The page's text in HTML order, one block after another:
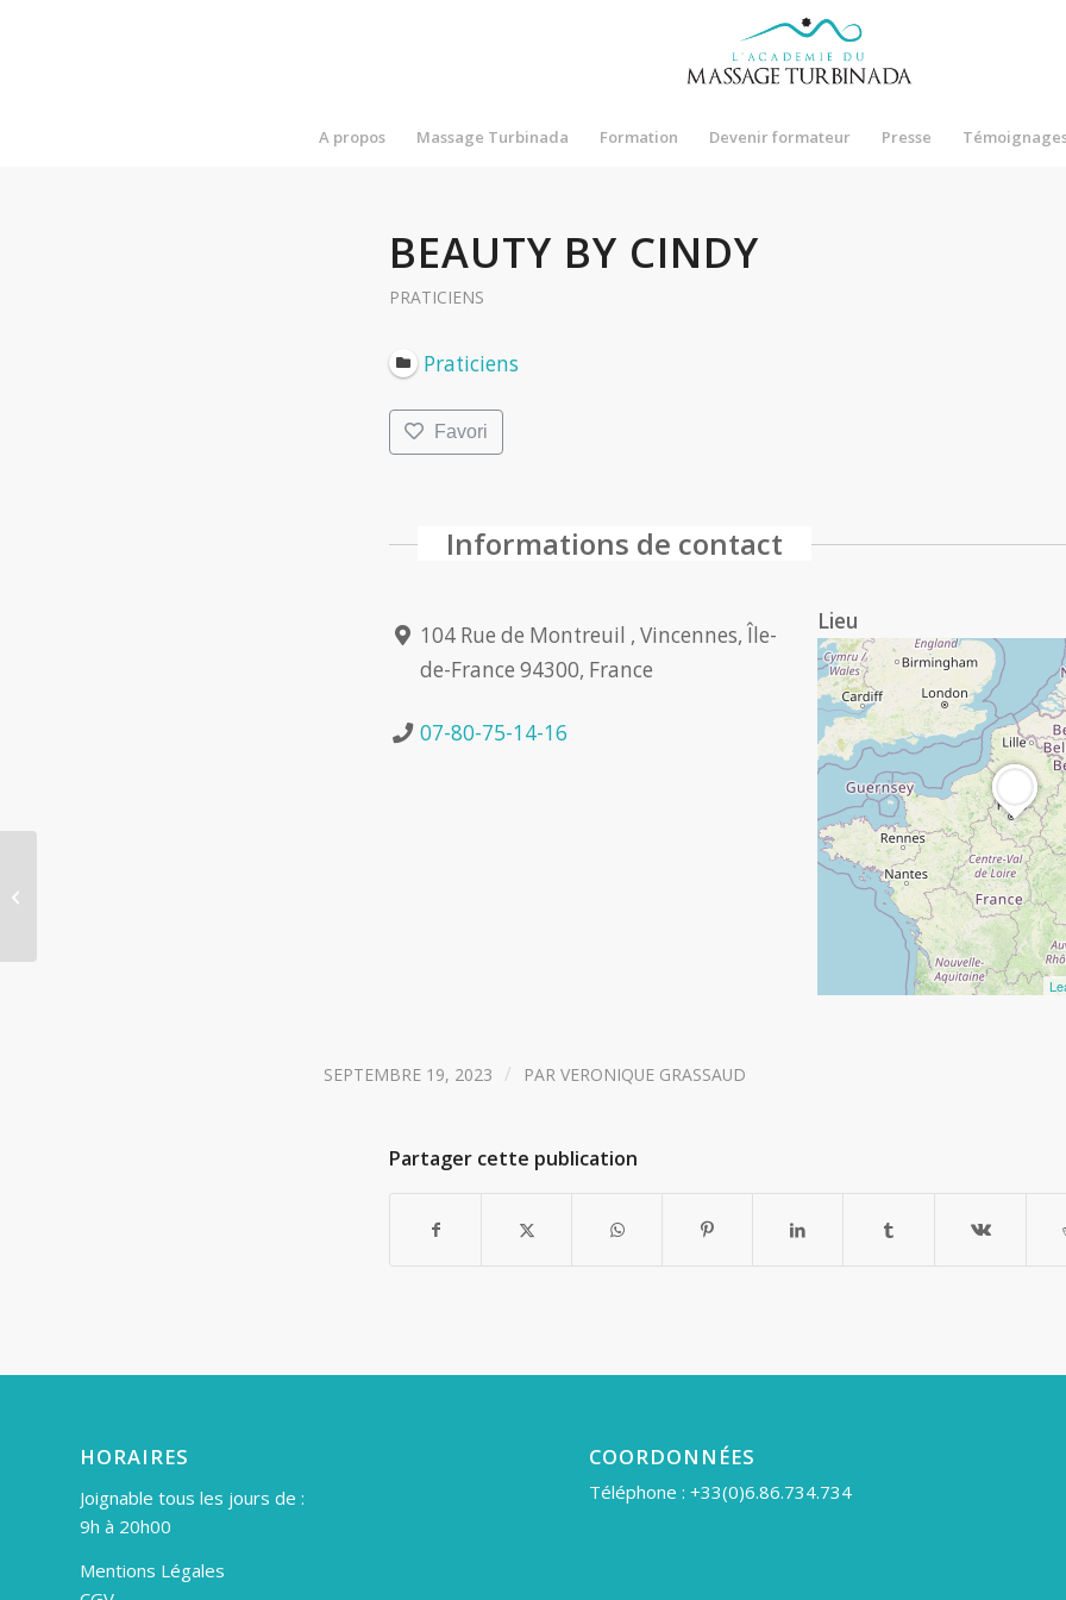
A propos Massage Turbinada Formation Devenir formateur Presse
BEAUTY BY CINDY
PRATICIENS
Praticiens
Favori
Informations de contact
104 Rue de Montreuil , Vincennes, Île-
de-France 94300, France
07-80-75-14-16
Lieu
SEPTEMBRE 19, 2023 / PAR VERONIQUE GRASSAUD
Partager cette publication
HORAIRES
Joignable tous les jours de :
9h à 20h00
Mentions Légales
COORDONNÉES
Téléphone : +33(0)6.86.734.734